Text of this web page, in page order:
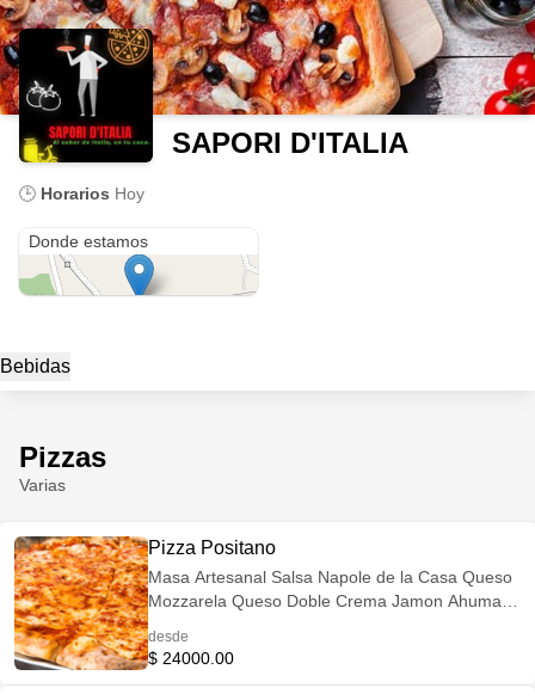
SAPORI D'ITALIA
🕒 Horarios Hoy
Donde estamos
Bebidas
Pizzas
Varias
Pizza Positano
Masa Artesanal Salsa Napole de la Casa Queso
Mozzarela Queso Doble Crema Jamon Ahumado
desde
$ 24000.00